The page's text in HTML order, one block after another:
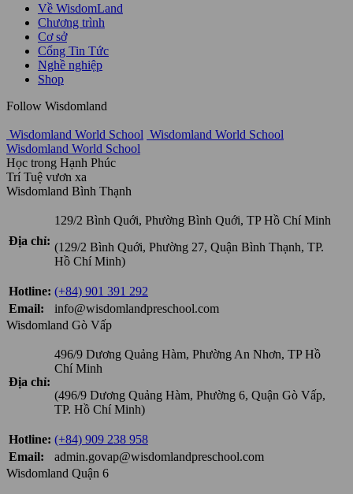
Về WisdomLand
Chương trình
Cơ sở
Cổng Tin Tức
Nghề nghiệp
Shop
Follow Wisdomland
Wisdomland World School Wisdomland World School
Wisdomland World School
Học trong Hạnh Phúc
Trí Tuệ vươn xa
Wisdomland Bình Thạnh
Địa chỉ:
129/2 Bình Quới, Phường Bình Quới, TP Hồ Chí Minh
(129/2 Bình Quới, Phường 27, Quận Bình Thạnh, TP.
Hồ Chí Minh)
Hotline: (+84) 901 391 292
Email:
info@wisdomlandpreschool.com
Wisdomland Gò Vấp
Địa chỉ:
496/9 Dương Quảng Hàm, Phường An Nhơn, TP Hồ
Chí Minh
(496/9 Dương Quảng Hàm, Phường 6, Quận Gò Vấp,
TP. Hồ Chí Minh)
Hotline: (+84) 909 238 958
Email:
admin.govap@wisdomlandpreschool.com
Wisdomland Quận 6